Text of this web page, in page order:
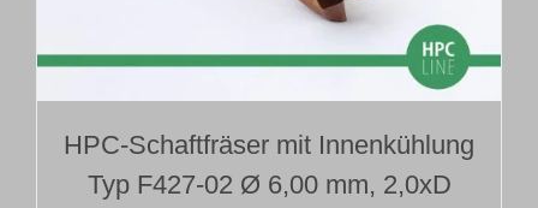
HPC-Schaftfräser mit Innenkühlung
Typ F427-02 Ø 6,00 mm, 2,0xD